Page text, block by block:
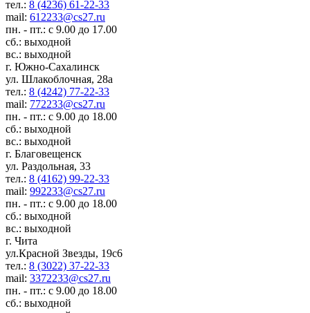
тел.: 8 (4236) 61-22-33
mail: 612233@cs27.ru
пн. - пт.: с 9.00 до 17.00
сб.: выходной
вс.: выходной
г. Южно-Сахалинск
ул. Шлакоблочная, 28а
тел.: 8 (4242) 77-22-33
mail: 772233@cs27.ru
пн. - пт.: с 9.00 до 18.00
сб.: выходной
вс.: выходной
г. Благовещенск
ул. Раздольная, 33
тел.: 8 (4162) 99-22-33
mail: 992233@cs27.ru
пн. - пт.: с 9.00 до 18.00
сб.: выходной
вс.: выходной
г. Чита
ул.Красной Звезды, 19с6
тел.: 8 (3022) 37-22-33
mail: 3372233@cs27.ru
пн. - пт.: с 9.00 до 18.00
сб.: выходной